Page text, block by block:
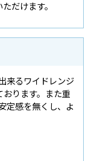
だけます。
来るワイドレンジ
おります。また重
定感を無くし、よ